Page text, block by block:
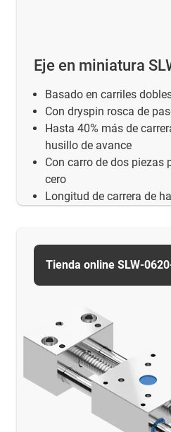
Eje en miniatura
Basado en carriles
Con dryspin rosca de
Hasta 40% más de
husillo de avance
Con carro de dos piezas
cero
Longitud de carrera de
Tienda online SLW-